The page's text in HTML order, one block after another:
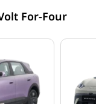
For-Four